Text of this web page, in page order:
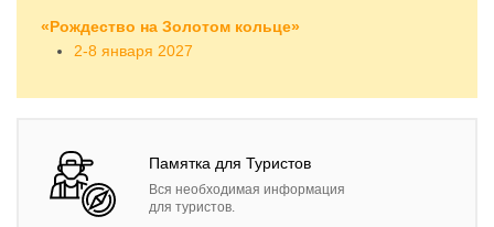
«Рождество на Золотом кольце»
2-8 января 2027
Памятка для Туристов
Вся необходимая информация
для туристов.